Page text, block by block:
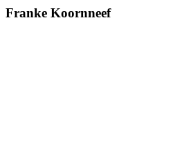
Franke Koornneef